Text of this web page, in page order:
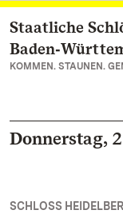
Zum
Staatliche
KOMMEN. STAUNEN.
Donnerstag,
SCHLOSS